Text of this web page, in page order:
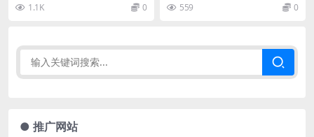
1.1K 0 559 0
● 推广网站